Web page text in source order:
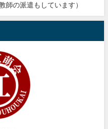
師の派遣もしています）